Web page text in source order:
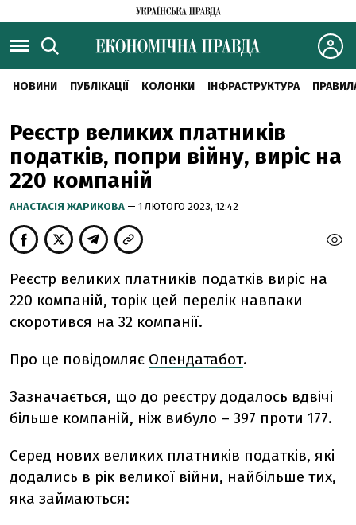
НОВИНИ ПУБЛІКАЦІЇ КОЛОНКИ ІНФРАСТРУКТУРА
Реєстр великих платників
податків, попри війну, виріс на
220 компаній
АНАСТАСІЯ ЖАРИКОВА — 1 ЛЮТОГО 2023, 12:42
Реєстр великих платників податків виріс на
220 компаній, торік цей перелік навпаки
скоротився на 32 компанії.
Про це повідомляє Опендатабот.
Зазначається, що до реєстру додалось вдвічі
більше компаній, ніж вибуло – 397 проти 177.
Серед нових великих платників податків, які
додались в рік великої війни, найбільше тих,
яка займаються: